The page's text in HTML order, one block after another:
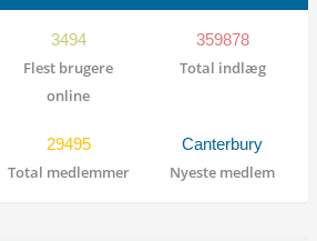
3494
Flest brugere
online
359878
Total indlæg
29495
Total medlemmer
Canterbury
Nyeste medlem